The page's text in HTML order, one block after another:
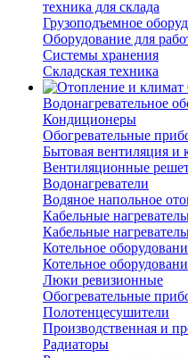
техника для склада
Грузоподъемное
Оборудование для
Системы хранения
Складская техника
Водонагревательное
Кондиционеры
Обогревательные
Бытовая вентиляция и
Вентиляционные
Водонагреватели
Водяное напольное
Кабельные
Кабельные
Котельное
Котельное
Люки ревизионные
Обогревательные
Полотенцесушители
Производственная и
Радиаторы